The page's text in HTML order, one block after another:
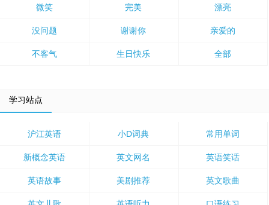
微笑 完美 漂亮
没问题 谢谢你 亲爱的
不客气 生日快乐 全部
学习站点
沪江英语 小D词典 常用单词
新概念英语 英文网名 英语笑话
英语故事 美剧推荐 英文歌曲